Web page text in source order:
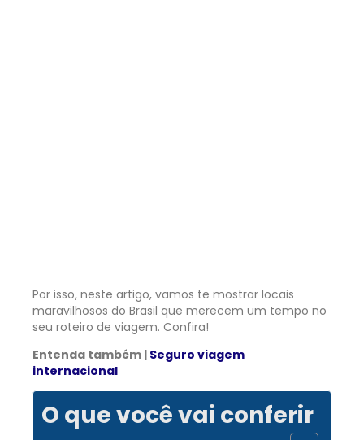
Por isso, neste artigo, vamos te mostrar locais
maravilhosos do Brasil que merecem um tempo no
seu roteiro de viagem. Confira!
Entenda também | Seguro viagem
internacional
O que você vai conferir